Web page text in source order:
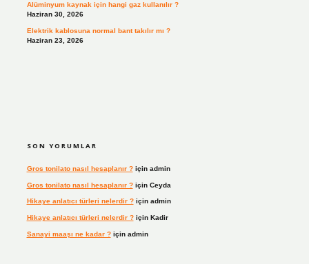
Alüminyum kaynak için hangi gaz kullanılır ?
Haziran 30, 2026
Elektrik kablosuna normal bant takılır mı ?
Haziran 23, 2026
SON YORUMLAR
Gros tonilato nasıl hesaplanır ?için admin
Gros tonilato nasıl hesaplanır ?için Ceyda
Hikaye anlatıcı türleri nelerdir ?için admin
Hikaye anlatıcı türleri nelerdir ?için Kadir
Sanayi maaşı ne kadar ?için admin